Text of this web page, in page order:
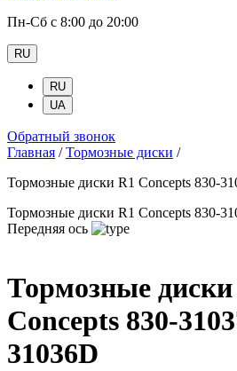
Пн-Сб с 8:00 до 20:00
RU
RU
UA
Обратный звонок
Главная / Тормозные диски /
Тормозные диски R1 Concepts 830-
Тормозные диски R1 Concepts 830-
Передняя ось
Тормозные диски
Concepts 830-
31036D